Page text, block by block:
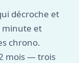
décroche et
minute et
chrono.
mois — trois